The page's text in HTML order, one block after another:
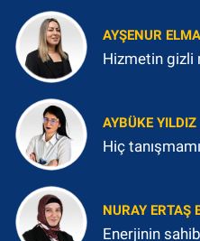
AYŞENUR
Hizmetin gizli
AYBÜKE YILDIZ
Hiç
NURAY ERTAŞ
Enerjinin